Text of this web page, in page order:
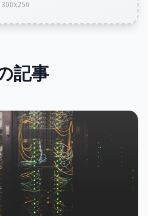
300x250
記事